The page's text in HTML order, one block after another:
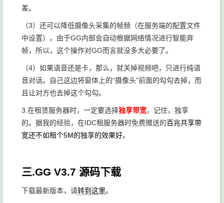
差。
（3）还可以降低摄像头采集的帧频（在服务端的配置文件
中设置），由于GG内部会自动根据网络情况进行智能弃
帧，所以，这个操作对GG而言就没多大必要了。
（4）如果语音还是卡，那么，就关掉视频吧，只进行纯语
音对话。自己这边将窗体上的“摄像头”前面的勾勾去掉，而
且让对方也去掉这个勾勾。
3.在租赁服务器时，一定要选择独享带宽，记住，独享
的。据我的经验，在IDC租服务器时免费赠送的百兆共享带
宽还不如租个5M的独享的效果好。
三.GG V3.7 源码下载
下载最新版本，请转到这里。